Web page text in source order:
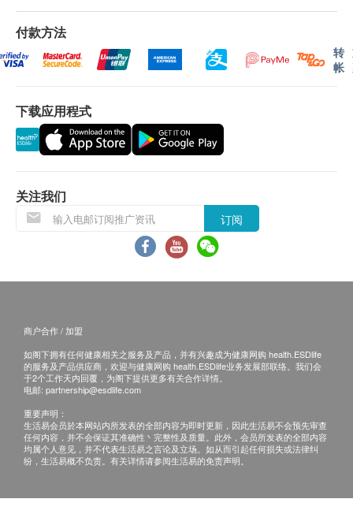
保证：
1. 货品质量保證，於顾客收到产品当日起计，食用期应
最少有6个月或以上。
1. 当顾客收取已订购之货品时，有责任检查货品是否有
损毁情况，一经确认签收，恕不接受退换。
2. 退换产品必须包装完整，如退换之产品有任何残缺或
过期退回，供应商有权不受理。
本，并於送货後3个工作天内按下列方式联络健康网购
health.ESDlife客户服务部跟进。
电邮: support@esdlife.com / 健康网购health.ESDlife客
服热线: (852) 3151-2288
付款方法
转
帐
下载应用程式
关注我们
订阅
商户合作 / 加盟
如阁下拥有任何健康相关之服务及产品，并有兴趣成为健康网购 health.ESDlife
的服务及产品供应商，欢迎与健康网购 health.ESDlife业务发展部联络。我们会
于2个工作天内回覆，为阁下提供更多有关合作详情。
电邮: partnership@esdlife.com
重要声明：
生活易会员於本网站内所发表的全部内容为即时更新，因此生活易不会预先审查
任何内容，并不会保证其准确性丶完整性及质量。此外，会员所发表的全部内容
均属个人意见，并不代表生活易之言论及立场。如从而引起任何损失或法律纠
纷，生活易概不负责。有关详情请参阅生活易的免责声明。